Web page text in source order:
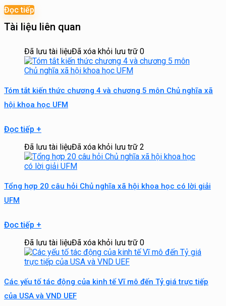
Đọc tiếp
Tài liệu liên quan
Đã lưu tài liệuĐã xóa khỏi lưu trữ 0
Tóm tắt kiến thức chương 4 và chương 5 môn Chủ nghĩa xã
hội khoa học UFM
Đọc tiếp +
Đã lưu tài liệuĐã xóa khỏi lưu trữ 2
Tổng hợp 20 câu hỏi Chủ nghĩa xã hội khoa học có lời giải
UFM
Đọc tiếp +
Đã lưu tài liệuĐã xóa khỏi lưu trữ 0
Các yếu tố tác động của kinh tế Vĩ mô đến Tỷ giá trực tiếp
của USA và VND UEF